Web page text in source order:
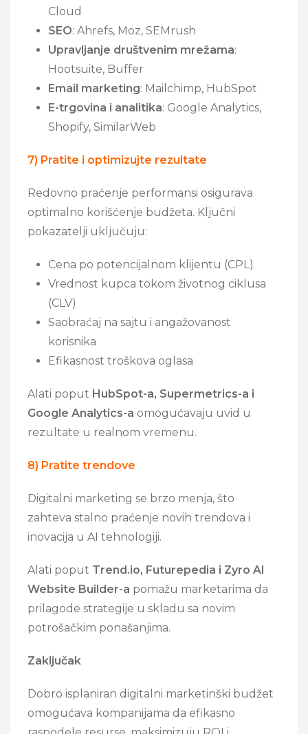
Cloud
SEO: Ahrefs, Moz, SEMrush
Upravljanje društvenim mrežama:
Hootsuite, Buffer
Email marketing: Mailchimp, HubSpot
E-trgovina i analitika: Google Analytics,
Shopify, SimilarWeb
7) Pratite i optimizujte rezultate
Redovno praćenje performansi osigurava
optimalno korišćenje budžeta. Ključni
pokazatelji uključuju:
Cena po potencijalnom klijentu (CPL)
Vrednost kupca tokom životnog ciklusa
(CLV)
Saobraćaj na sajtu i angažovanost
korisnika
Efikasnost troškova oglasa
Alati poput HubSpot-a, Supermetrics-a i
Google Analytics-a omogućavaju uvid u
rezultate u realnom vremenu.
8) Pratite trendove
Digitalni marketing se brzo menja, što
zahteva stalno praćenje novih trendova i
inovacija u AI tehnologiji.
Alati poput Trend.io, Futurepedia i Zyro AI
Website Builder-a pomažu marketarima da
prilagode strategije u skladu sa novim
potrošačkim ponašanjima.
Zaključak
Dobro isplaniran digitalni marketinški budžet
omogućava kompanijama da efikasno